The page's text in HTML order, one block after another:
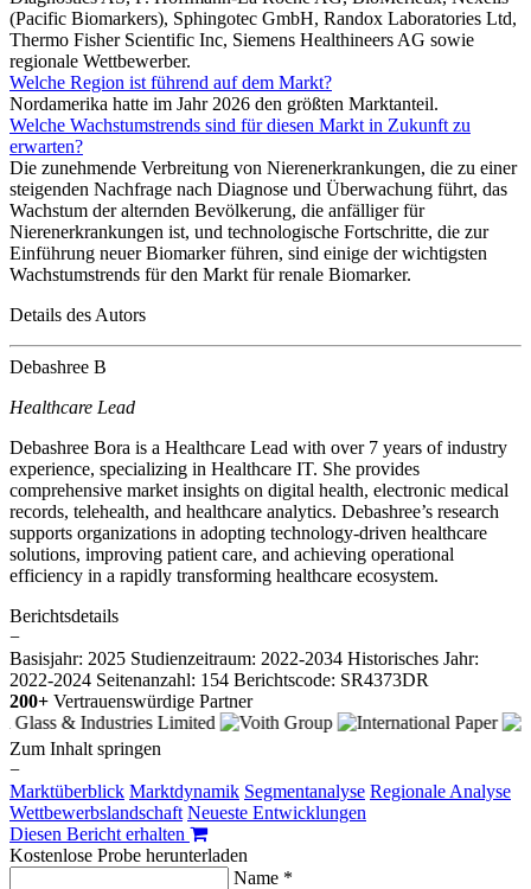
(Pacific Biomarkers), Sphingotec GmbH, Randox Laboratories Ltd,
Thermo Fisher Scientific Inc, Siemens Healthineers AG sowie
regionale Wettbewerber.
Welche Region ist führend auf dem Markt?
Nordamerika hatte im Jahr 2026 den größten Marktanteil.
Welche Wachstumstrends sind für diesen Markt in Zukunft zu
erwarten?
Die zunehmende Verbreitung von Nierenerkrankungen, die zu einer
steigenden Nachfrage nach Diagnose und Überwachung führt, das
Wachstum der alternden Bevölkerung, die anfälliger für
Nierenerkrankungen ist, und technologische Fortschritte, die zur
Einführung neuer Biomarker führen, sind einige der wichtigsten
Wachstumstrends für den Markt für renale Biomarker.
Details des Autors
Debashree B
Healthcare Lead
Debashree Bora is a Healthcare Lead with over 7 years of industry
experience, specializing in Healthcare IT. She provides
comprehensive market insights on digital health, electronic medical
records, telehealth, and healthcare analytics. Debashree’s research
supports organizations in adopting technology-driven healthcare
solutions, improving patient care, and achieving operational
efficiency in a rapidly transforming healthcare ecosystem.
Berichtsdetails
−
Basisjahr: 2025 Studienzeitraum: 2022-2034 Historisches Jahr:
2022-2024 Seitenanzahl: 154 Berichtscode: SR4373DR
200+ Vertrauenswürdige Partner
Zum Inhalt springen
−
Marktüberblick Marktdynamik Segmentanalyse Regionale Analyse
Wettbewerbslandschaft Neueste Entwicklungen
Diesen Bericht erhalten
Kostenlose Probe herunterladen
Name *